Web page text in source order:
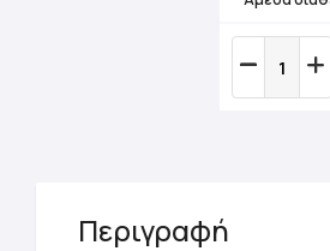
Περιγραφή